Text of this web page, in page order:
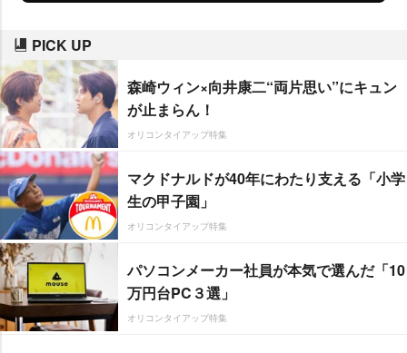
PICK UP
森崎ウィン×向井康二“両片思い”にキュン
が止まらん！
オリコンタイアップ特集
マクドナルドが40年にわたり支える「小学
生の甲子園」
オリコンタイアップ特集
パソコンメーカー社員が本気で選んだ「10
万円台PC３選」
オリコンタイアップ特集